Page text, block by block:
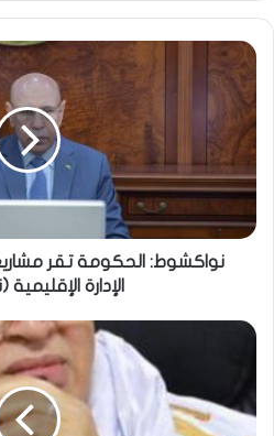
نواكشوط: الحكومة تقر
الإدارة